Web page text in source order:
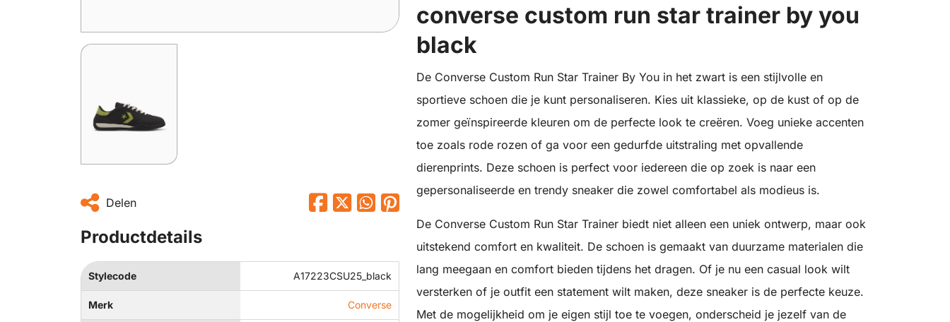
Delen
Productdetails
Stylecode A17223CSU25_black
Merk Converse
converse custom run star trainer by you
black
De Converse Custom Run Star Trainer By You in het zwart is een stijlvolle en
sportieve schoen die je kunt personaliseren. Kies uit klassieke, op de kust of op de
zomer geïnspireerde kleuren om de perfecte look te creëren. Voeg unieke accenten
toe zoals rode rozen of ga voor een gedurfde uitstraling met opvallende
dierenprints. Deze schoen is perfect voor iedereen die op zoek is naar een
gepersonaliseerde en trendy sneaker die zowel comfortabel als modieus is.
De Converse Custom Run Star Trainer biedt niet alleen een uniek ontwerp, maar ook
uitstekend comfort en kwaliteit. De schoen is gemaakt van duurzame materialen die
lang meegaan en comfort bieden tijdens het dragen. Of je nu een casual look wilt
versterken of je outfit een statement wilt maken, deze sneaker is de perfecte keuze.
Met de mogelijkheid om je eigen stijl toe te voegen, onderscheid je jezelf van de